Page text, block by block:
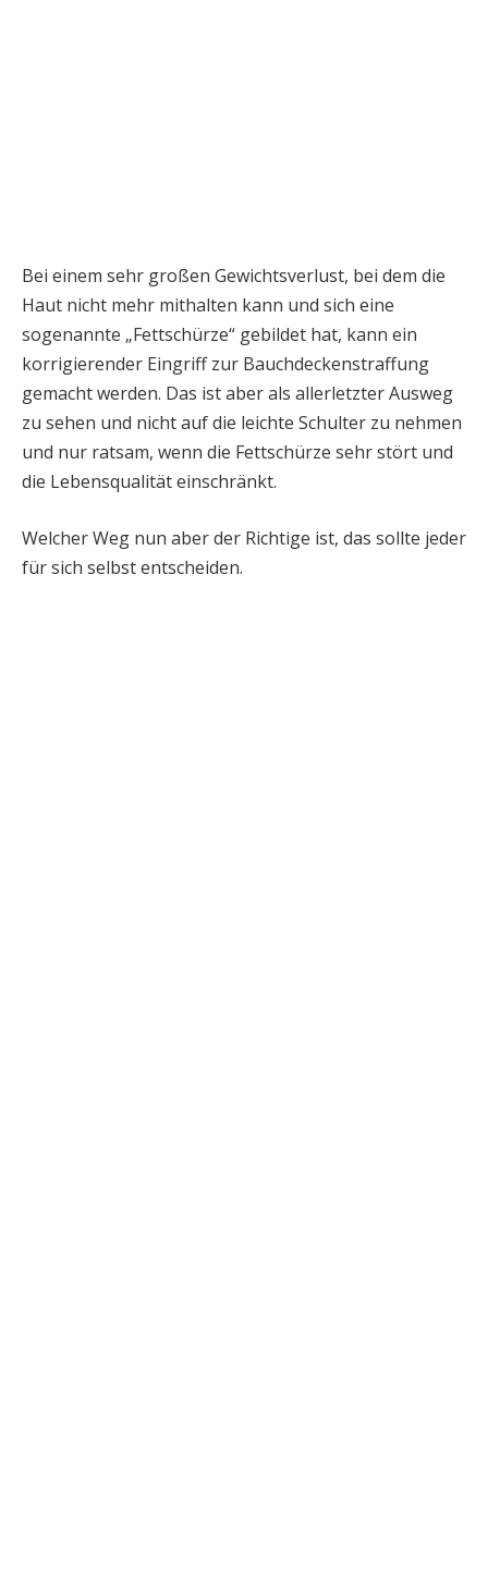
Bei einem sehr großen Gewichtsverlust, bei dem die
Haut nicht mehr mithalten kann und sich eine
sogenannte „Fettschürze“ gebildet hat, kann ein
korrigierender Eingriff zur Bauchdeckenstraffung
gemacht werden. Das ist aber als allerletzter Ausweg
zu sehen und nicht auf die leichte Schulter zu nehmen
und nur ratsam, wenn die Fettschürze sehr stört und
die Lebensqualität einschränkt.
Welcher Weg nun aber der Richtige ist, das sollte jeder
für sich selbst entscheiden.